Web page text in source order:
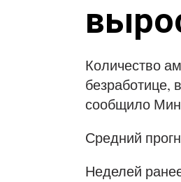
Количество
безработице,
сообщило
Средний
Неделей